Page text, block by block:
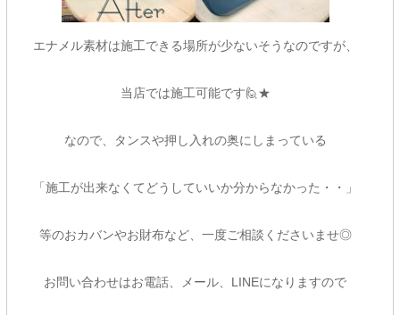
エナメル素材は施工できる場所が少ないそうなのですが、
当店では施工可能です🙋★
なので、タンスや押し入れの奥にしまっている
「施工が出来なくてどうしていいか分からなかった・・」
等のおカバンやお財布など、一度ご相談くださいませ◎
お問い合わせはお電話、メール、LINEになりますので